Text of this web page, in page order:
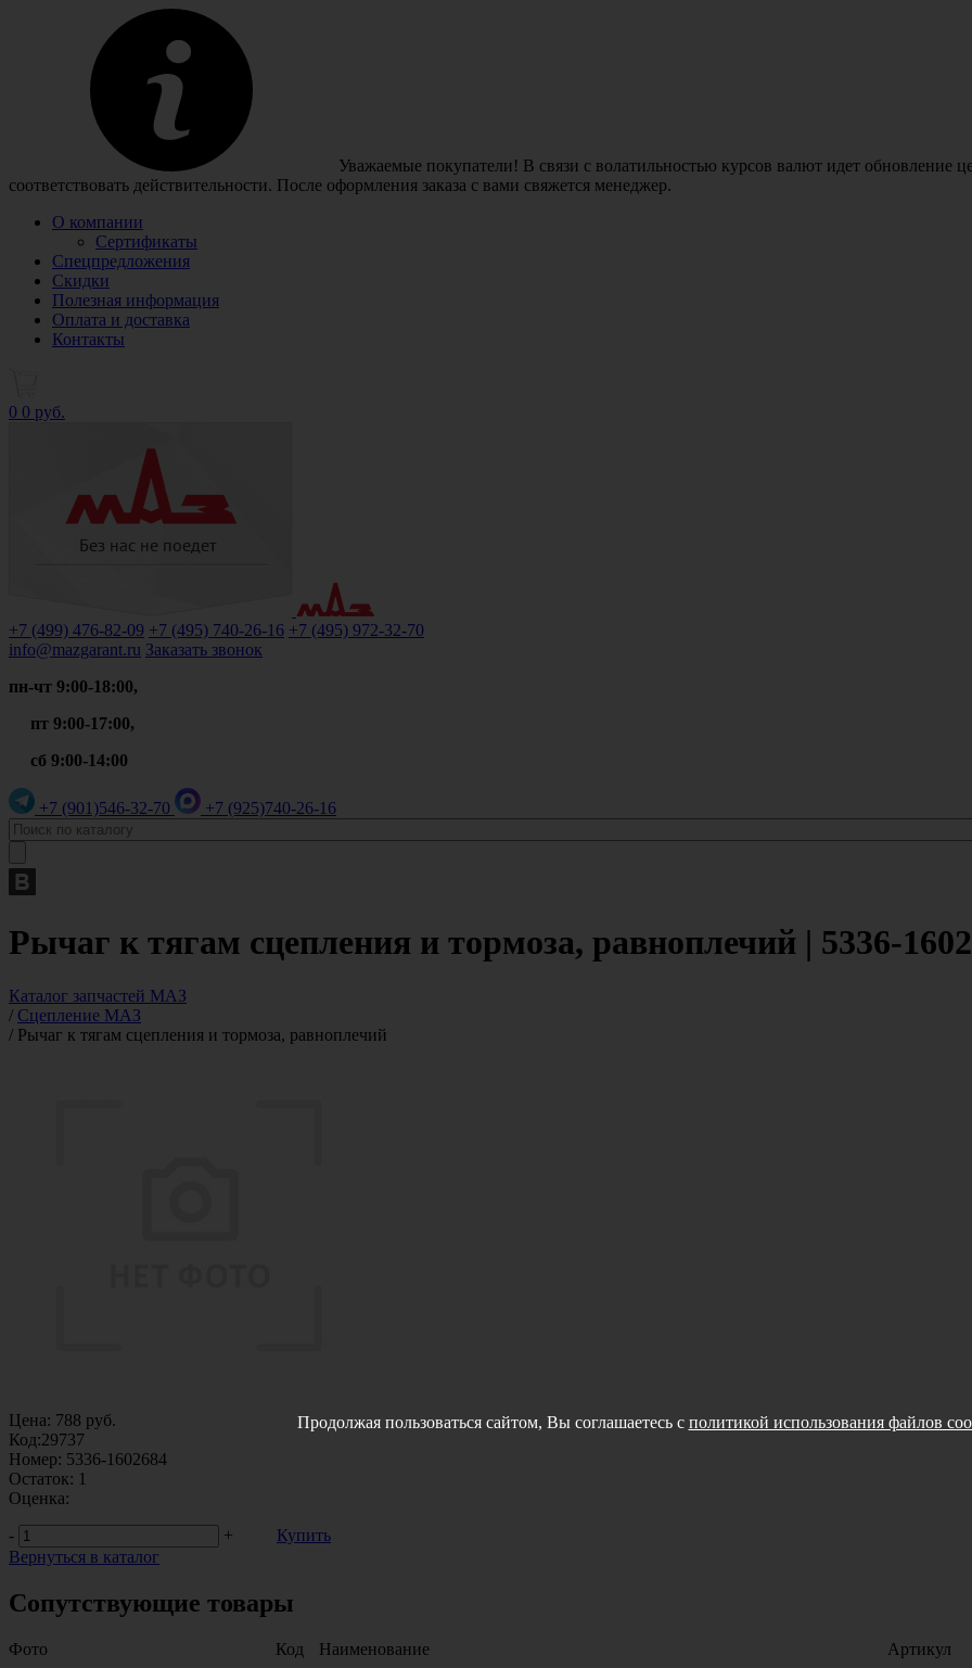
Уважаемые покупатели! В связи с волатильностью курсов валют идет обновление
соответствовать действительности. После оформления заказа с вами свяжется менеджер.
О компании
Сертификаты
Спецпредложения
Скидки
Полезная информация
Оплата и доставка
Контакты
0 0 руб.
+7 (499) 476-82-09 +7 (495) 740-26-16 +7 (495) 972-32-70
info@mazgarant.ru Заказать звонок
пн-чт 9:00-18:00,
пт 9:00-17:00,
сб 9:00-14:00
+7 (901)546-32-70 +7 (925)740-26-16
Рычаг к тягам сцепления и тормоза, равноплечий | 5336-
Каталог запчастей МАЗ
/ Сцепление МАЗ
/ Рычаг к тягам сцепления и тормоза, равноплечий
Цена: 788 руб.
Код:29737
Номер: 5336-1602684
Остаток: 1
Оценка:
-
+
Купить
Вернуться в каталог
Сопутствующие товары
Фото Код Наименование
Артикул
Продолжая пользоваться сайтом, Вы соглашаетесь с политикой использования файлов